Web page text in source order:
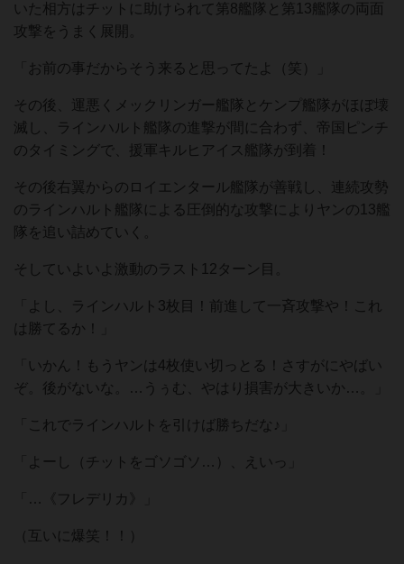
いた相方はチットに助けられて第8艦隊と第13艦隊の両面
攻撃をうまく展開。
「お前の事だからそう来ると思ってたよ（笑）」
その後、運悪くメックリンガー艦隊とケンプ艦隊がほぼ壊
滅し、ラインハルト艦隊の進撃が間に合わず、帝国ピンチ
のタイミングで、援軍キルヒアイス艦隊が到着！
その後右翼からのロイエンタール艦隊が善戦し、連続攻勢
のラインハルト艦隊による圧倒的な攻撃によりヤンの13艦
隊を追い詰めていく。
そしていよいよ激動のラスト12ターン目。
「よし、ラインハルト3枚目！前進して一斉攻撃や！これ
は勝てるか！」
「いかん！もうヤンは4枚使い切っとる！さすがにやばい
ぞ。後がないな。…うぅむ、やはり損害が大きいか…。」
「これでラインハルトを引けば勝ちだな♪」
「よーし（チットをゴソゴソ…）、えいっ」
「…《フレデリカ》」
（互いに爆笑！！）